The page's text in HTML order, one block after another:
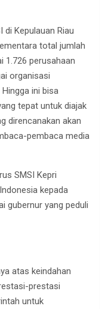
di Kepulauan Riau
total jumlah
1.726 perusahaan
organisasi
ini bisa
tepat untuk diajak
direncanakan akan
pembaca media
SMSI Kepri
kepada
gubernur yang peduli
atas keindahan
prestasi
untuk